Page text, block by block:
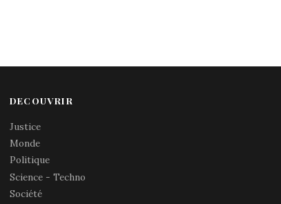
DECOUVRIR
Justice
Monde
Politique
Science - Techno
Société